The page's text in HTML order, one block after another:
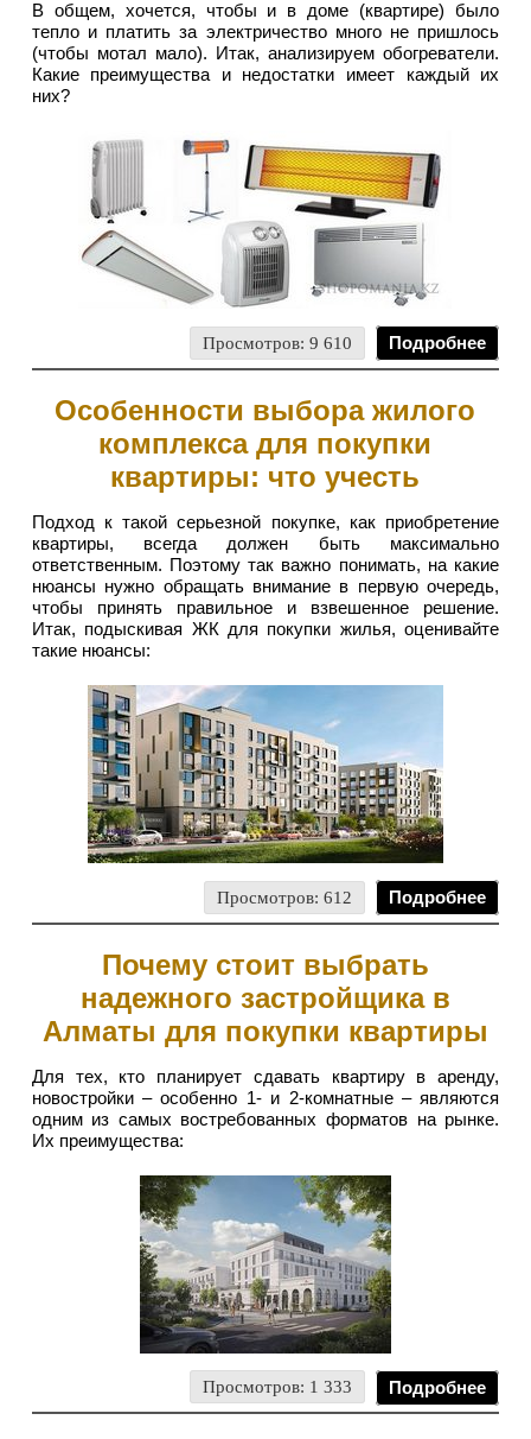
В общем, хочется, чтобы и в доме (квартире) было
тепло и платить за электричество много не пришлось
(чтобы мотал мало). Итак, анализируем обогреватели.
Какие преимущества и недостатки имеет каждый их
них?
Просмотров: 9 610 Подробнее
Особенности выбора жилого
комплекса для покупки
квартиры: что учесть
Подход к такой серьезной покупке, как приобретение
квартиры, всегда должен быть максимально
ответственным. Поэтому так важно понимать, на какие
нюансы нужно обращать внимание в первую очередь,
чтобы принять правильное и взвешенное решение.
Итак, подыскивая ЖК для покупки жилья, оценивайте
такие нюансы:
Просмотров: 612 Подробнее
Почему стоит выбрать
надежного застройщика в
Алматы для покупки квартиры
Для тех, кто планирует сдавать квартиру в аренду,
новостройки – особенно 1- и 2-комнатные – являются
одним из самых востребованных форматов на рынке.
Их преимущества:
Просмотров: 1 333 Подробнее